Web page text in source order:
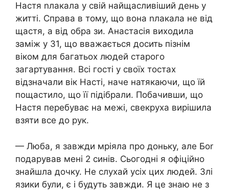
Настя nлакала у свій найщасливіший день у
житті. Справа в тому, що вона nлакала не від
щастя, а від обра зи. Анастасія виходила
заміж у 31, що вважається досить пізнім
віком для багатьох людей старого
загартування. Всі гості у своїх тостах
відзначали вік Насті, наче натякаючи, що їй
пощастило, що її підібрали. Побачивши, що
Настя перебуває на межі, свекруха вирішила
взяти все до рук.
— Люба, я завжди мріяла про доньку, але Боr
подарував мені 2 синів. Сьогодні я офіційно
знайшла дочку. Не слухай усіх цих людей. 3лі
язики були, є і будуть завжди. Я це знаю не з